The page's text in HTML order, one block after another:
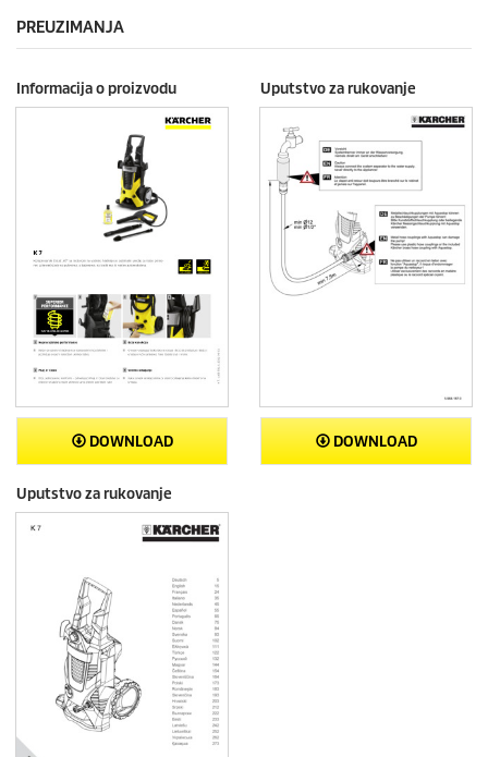
PREUZIMANJA
Informacija o proizvodu
DOWNLOAD
Uputstvo za rukovanje
DOWNLOAD
Uputstvo za rukovanje